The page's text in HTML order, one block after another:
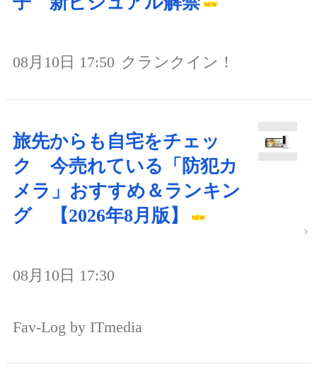
08月10日 17:50 クランクイン！
旅先からも自宅をチェッ
ク 今売れている「防犯カ
メラ」おすすめ＆ランキン
グ 【2026年8月版】
08月10日 17:30
Fav-Log by ITmedia